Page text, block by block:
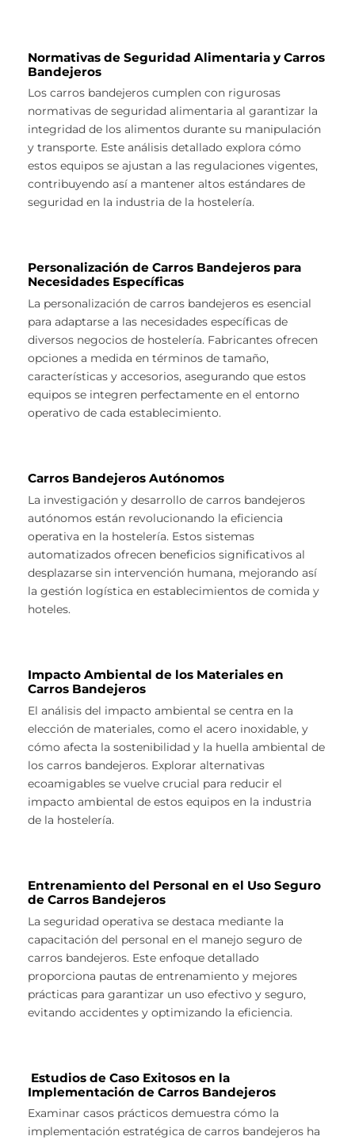
Normativas de Seguridad Alimentaria y Carros
Bandejeros
Los carros bandejeros cumplen con rigurosas
normativas de seguridad alimentaria al garantizar la
integridad de los alimentos durante su manipulación
y transporte. Este análisis detallado explora cómo
estos equipos se ajustan a las regulaciones vigentes,
contribuyendo así a mantener altos estándares de
seguridad en la industria de la hostelería.
Personalización de Carros Bandejeros para
Necesidades Específicas
La personalización de carros bandejeros es esencial
para adaptarse a las necesidades específicas de
diversos negocios de hostelería. Fabricantes ofrecen
opciones a medida en términos de tamaño,
características y accesorios, asegurando que estos
equipos se integren perfectamente en el entorno
operativo de cada establecimiento.
Carros Bandejeros Autónomos
La investigación y desarrollo de carros bandejeros
autónomos están revolucionando la eficiencia
operativa en la hostelería. Estos sistemas
automatizados ofrecen beneficios significativos al
desplazarse sin intervención humana, mejorando así
la gestión logística en establecimientos de comida y
hoteles.
Impacto Ambiental de los Materiales en
Carros Bandejeros
El análisis del impacto ambiental se centra en la
elección de materiales, como el acero inoxidable, y
cómo afecta la sostenibilidad y la huella ambiental de
los carros bandejeros. Explorar alternativas
ecoamigables se vuelve crucial para reducir el
impacto ambiental de estos equipos en la industria
de la hostelería.
Entrenamiento del Personal en el Uso Seguro
de Carros Bandejeros
La seguridad operativa se destaca mediante la
capacitación del personal en el manejo seguro de
carros bandejeros. Este enfoque detallado
proporciona pautas de entrenamiento y mejores
prácticas para garantizar un uso efectivo y seguro,
evitando accidentes y optimizando la eficiencia.
Estudios de Caso Exitosos en la
Implementación de Carros Bandejeros
Examinar casos prácticos demuestra cómo la
implementación estratégica de carros bandejeros ha